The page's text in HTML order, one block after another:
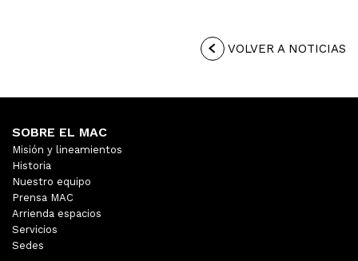
VOLVER A NOTICIAS
SOBRE EL MAC
Misión y lineamientos
Historia
Nuestro equipo
Prensa MAC
Arrienda espacios
Servicios
Sedes